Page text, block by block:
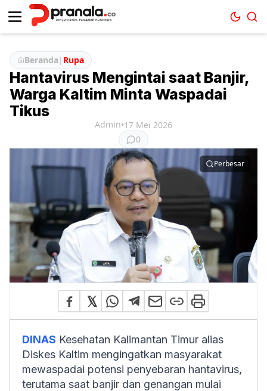
Beranda| Rupa
Hantavirus Mengintai saat Banjir,
Warga Kaltim Minta Waspadai
Tikus
Admin•17 Mei 2026
0
Perbesar
DINAS Kesehatan Kalimantan Timur alias
Diskes Kaltim mengingatkan masyarakat
mewaspadai potensi penyebaran hantavirus,
terutama saat banjir dan genangan mulai